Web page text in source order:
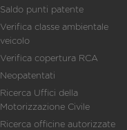
Saldo punti patente
Verifica classe ambientale
veicolo
Verifica copertura RCA
Neopatentati
Ricerca Uffici della
Motorizzazione Civile
Ricerca officine autorizzate